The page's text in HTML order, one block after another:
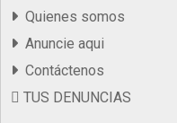
Quienes somos
Anuncie aqui
Contáctenos
TUS DENUNCIAS